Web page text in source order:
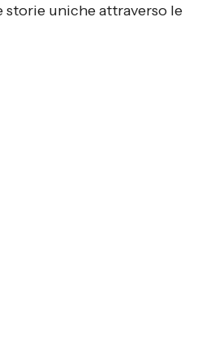
storie uniche attraverso le